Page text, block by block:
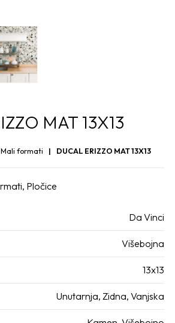
MAT 13X13
Mali formati DUCAL ERIZZO MAT 13X13
, Pločice
Da Vinci
Višebojna
13x13
Unutarnja, Zidna, Vanjska